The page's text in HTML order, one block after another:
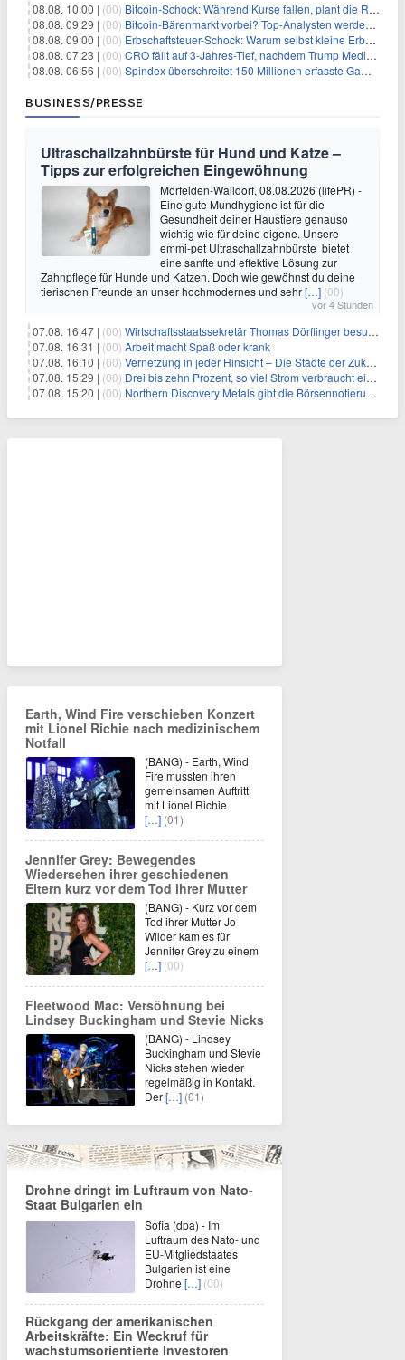
08.08. 10:00 | (00) Bitcoin-Schock: Während Kurse fallen, plant die Regierung die Steuer-Bombe
08.08. 09:29 | (00) Bitcoin-Bärenmarkt vorbei? Top-Analysten werden optimistisch, aber die Geschichte sagt etwas anderes
08.08. 09:00 | (00) Erbschaftsteuer-Schock: Warum selbst kleine Erbschaften den Fiskus Millionen kosten
08.08. 07:23 | (00) CRO fällt auf 3-Jahres-Tief, nachdem Trump Media zwei große Crypto.com-Deals storniert
08.08. 06:56 | (00) Spindex überschreitet 150 Millionen erfasste Gaming-Ereignisse in Echtzeit-Datenpipeline
BUSINESS/PRESSE
Ultraschallzahnbürste für Hund und Katze –
Tipps zur erfolgreichen Eingewöhnung
Mörfelden-Walldorf, 08.08.2026 (lifePR) -
Eine gute Mundhygiene ist für die
Gesundheit deiner Haustiere genauso
wichtig wie für deine eigene. Unsere
emmi-pet Ultraschallzahnbürste bietet
eine sanfte und effektive Lösung zur
Zahnpflege für Hunde und Katzen. Doch wie gewöhnst du deine
tierischen Freunde an unser hochmodernes und sehr[…] (00)
vor 4 Stunden
07.08. 16:47 | (00) Wirtschaftsstaatssekretär Thomas Dörflinger besucht Handwerksbetrieb im Kammerbezirk Freiburg
07.08. 16:31 | (00) Arbeit macht Spaß oder krank
07.08. 16:10 | (00) Vernetzung in jeder Hinsicht – Die Städte der Zukunft sind grün-blau
07.08. 15:29 | (00) Drei bis zehn Prozent, so viel Strom verbraucht ein Aufzug im Gebäude
07.08. 15:20 | (00) Northern Discovery Metals gibt die Börsennotierung an der Frankfurter Wertpapierbörse bekannt
Earth, Wind Fire verschieben Konzert
mit Lionel Richie nach medizinischem
Notfall
(BANG) - Earth, Wind
Fire mussten ihren
gemeinsamen Auftritt
mit Lionel Richie
[…] (01)
Jennifer Grey: Bewegendes
Wiedersehen ihrer geschiedenen
Eltern kurz vor dem Tod ihrer Mutter
(BANG) - Kurz vor dem
Tod ihrer Mutter Jo
Wilder kam es für
Jennifer Grey zu einem
[…] (00)
Fleetwood Mac: Versöhnung bei
Lindsey Buckingham und Stevie Nicks
(BANG) - Lindsey
Buckingham und Stevie
Nicks stehen wieder
regelmäßig in Kontakt.
Der[…] (01)
Drohne dringt im Luftraum von Nato-
Staat Bulgarien ein
Sofia (dpa) - Im
Luftraum des Nato- und
EU-Mitgliedstaates
Bulgarien ist eine
Drohne […] (00)
Rückgang der amerikanischen
Arbeitskräfte: Ein Weckruf für
wachstumsorientierte Investoren